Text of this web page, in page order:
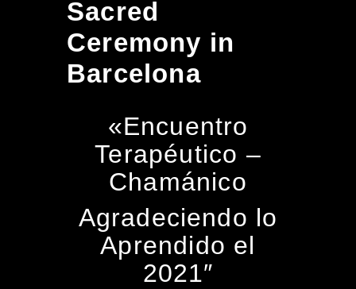
Sacred
Ceremony in
Barcelona
«Encuentro
Terapéutico –
Chamánico
Agradeciendo lo
Aprendido el
2021″